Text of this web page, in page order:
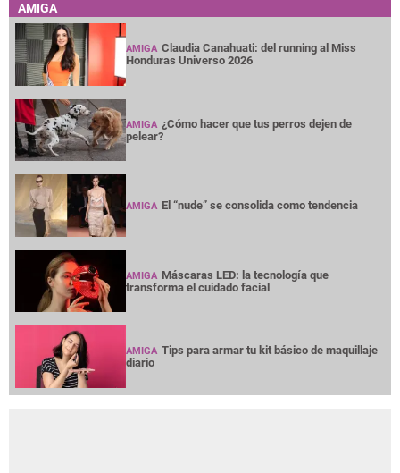
AMIGA
AMIGA Claudia Canahuati: del running al Miss
Honduras Universo 2026
AMIGA ¿Cómo hacer que tus perros dejen de
pelear?
AMIGA El “nude” se consolida como tendencia
AMIGA Máscaras LED: la tecnología que
transforma el cuidado facial
AMIGA Tips para armar tu kit básico de maquillaje
diario